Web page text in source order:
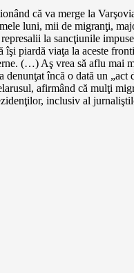
că va merge la
luni, mii de migranţi,
la sancţiunile
piardă viaţa la aceste
(…) Aş vrea să aflu mai
încă o dată un „act
afirmând că mulţi
inclusiv al